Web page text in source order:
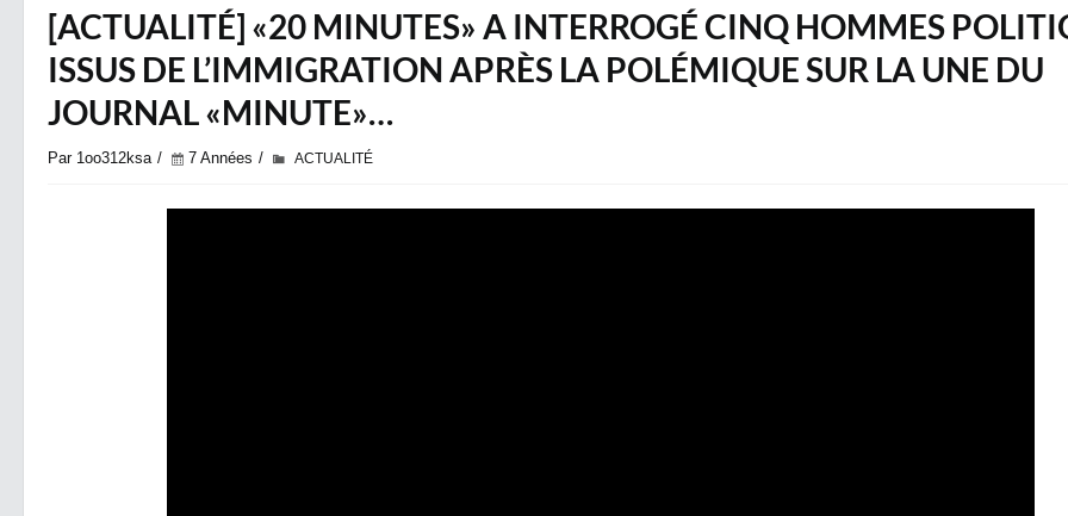
[ACTUALITÉ] «20 MINUTES» A INTERROGÉ CINQ HOMMES
ISSUS DE L’IMMIGRATION APRÈS LA POLÉMIQUE SUR LA UNE DU
JOURNAL «MINUTE»…
Par 1oo312ksa 7 Années ACTUALITÉ